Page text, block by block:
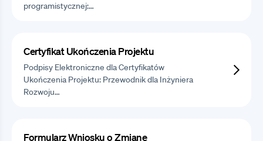
programistycznej:…
Certyfikat Ukończenia Projektu
Podpisy Elektroniczne dla Certyfikatów
Ukończenia Projektu: Przewodnik dla Inżyniera
Rozwoju…
Formularz Wniosku o Zmianę